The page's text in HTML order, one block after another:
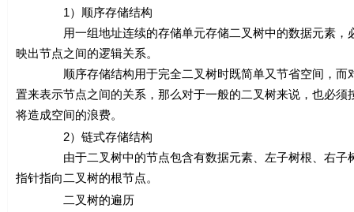
1）顺序存储结构
用一组地址连续的存储单元存储二叉树中的数据元素，必
映出节点之间的逻辑关系。
顺序存储结构用于完全二叉树时既简单又节省空间，而对
置来表示节点之间的关系，那么对于一般的二叉树来说，也必
将造成空间的浪费。
2）链式存储结构
由于二叉树中的节点包含有数据元素、左子树根、右子树
指针指向二叉树的根节点。
二叉树的遍历